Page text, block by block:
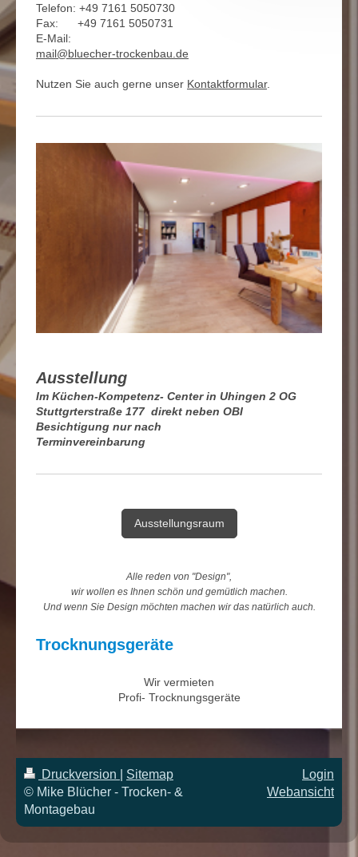
Telefon: +49 7161 5050730
Fax: +49 7161 5050731
E-Mail:
mail@bluecher-trockenbau.de
Nutzen Sie auch gerne unser Kontaktformular.
Ausstellung
Im Küchen-Kompetenz- Center in Uhingen 2 OG
Stuttgrterstraße 177 direkt neben OBI
Besichtigung nur nach
Terminvereinbarung
Ausstellungsraum
Alle reden von "Design",
wir wollen es Ihnen schön und gemütlich machen.
Und wenn Sie Design möchten machen wir das natürlich auch.
Trocknungsgeräte
Wir vermieten
Profi- Trocknungsgeräte
Druckversion
Sitemap
© Mike Blücher - Trocken- &
Montagebau
Login
Webansicht